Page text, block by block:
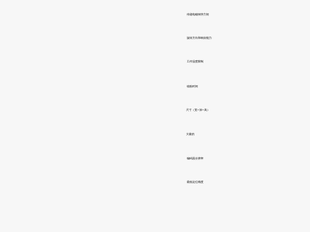
传递电磁保持力矩
旋转方向和响应能力
工作温度限制
续航时间
尺寸（宽×深×高）
大量的
编码器分辨率
最低定位精度